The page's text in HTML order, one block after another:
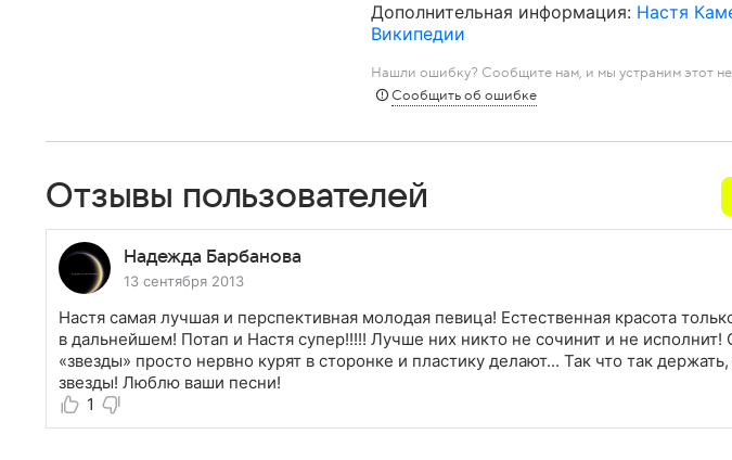
Дополнительная информация: Настя
Википедии
Нашли ошибку? Сообщите нам, и мы устраним этот
Сообщить об ошибке
Отзывы пользователей
Надежда Барбанова
13 сентября 2013
Настя самая лучшая и перспективная молодая певица! Естественная красота
в дальнейшем! Потап и Настя супер!!!!! Лучше них никто не сочинит и не исполнит!
«звезды» просто нервно курят в сторонке и пластику делают... Так что так
звезды! Люблю ваши песни!
1